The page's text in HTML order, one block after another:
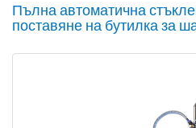
Пълна автоматична
поставяне на бутилка за